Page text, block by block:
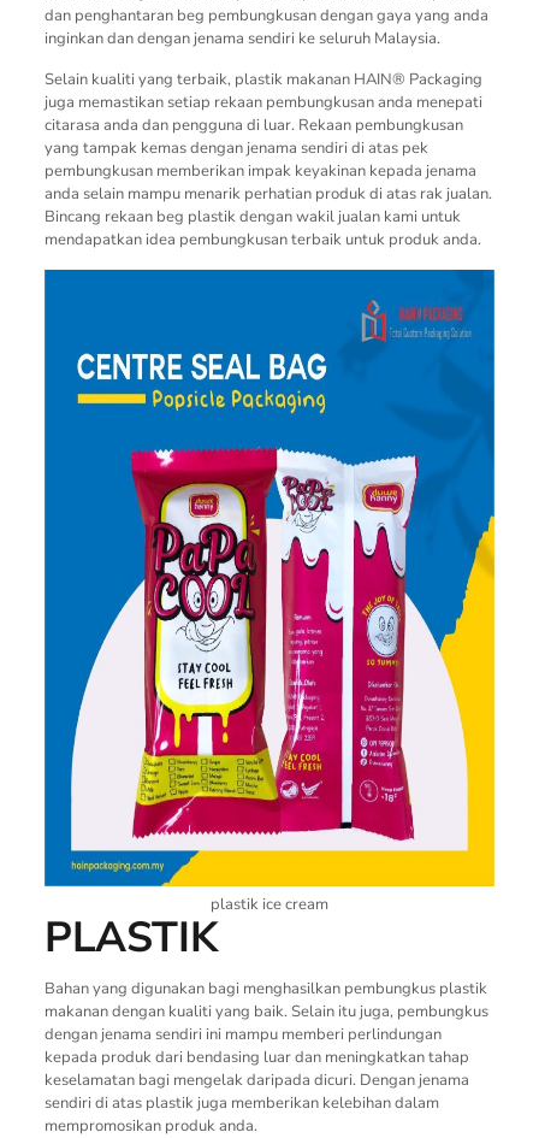
dan penghantaran beg pembungkusan dengan gaya yang anda
inginkan dan dengan jenama sendiri ke seluruh Malaysia.
Selain kualiti yang terbaik, plastik makanan HAIN® Packaging
juga memastikan setiap rekaan pembungkusan anda menepati
citarasa anda dan pengguna di luar. Rekaan pembungkusan
yang tampak kemas dengan jenama sendiri di atas pek
pembungkusan memberikan impak keyakinan kepada jenama
anda selain mampu menarik perhatian produk di atas rak jualan.
Bincang rekaan beg plastik dengan wakil jualan kami untuk
mendapatkan idea pembungkusan terbaik untuk produk anda.
plastik ice cream
PLASTIK
Bahan yang digunakan bagi menghasilkan pembungkus plastik
makanan dengan kualiti yang baik. Selain itu juga, pembungkus
dengan jenama sendiri ini mampu memberi perlindungan
kepada produk dari bendasing luar dan meningkatkan tahap
keselamatan bagi mengelak daripada dicuri. Dengan jenama
sendiri di atas plastik juga memberikan kelebihan dalam
mempromosikan produk anda.